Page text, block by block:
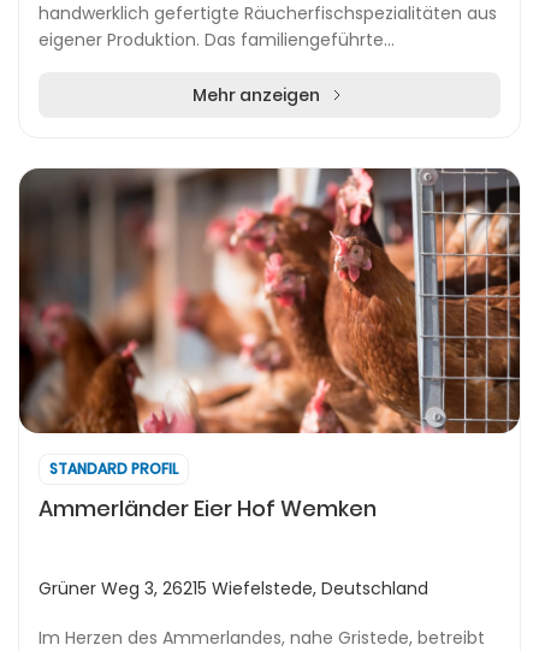
handwerklich gefertigte Räucherfischspezialitäten aus
eigener Produktion. Das familiengeführte
Mehr anzeigen
STANDARD PROFIL
Ammerländer Eier Hof Wemken
Grüner Weg 3, 26215 Wiefelstede, Deutschland
Im Herzen des Ammerlandes, nahe Gristede, betreibt